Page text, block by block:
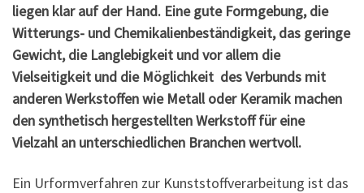
liegen klar auf der Hand. Eine gute Formgebung, die
Witterungs- und Chemikalienbeständigkeit, das geringe
Gewicht, die Langlebigkeit und vor allem die
Vielseitigkeit und die Möglichkeit des Verbunds mit
anderen Werkstoffen wie Metall oder Keramik machen
den synthetisch hergestellten Werkstoff für eine
Vielzahl an unterschiedlichen Branchen wertvoll.
Ein Urformverfahren zur Kunststoffverarbeitung ist das